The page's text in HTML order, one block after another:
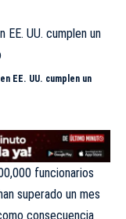
EE. UU. cumplen un
funcionarios
superado un mes
consecuencia